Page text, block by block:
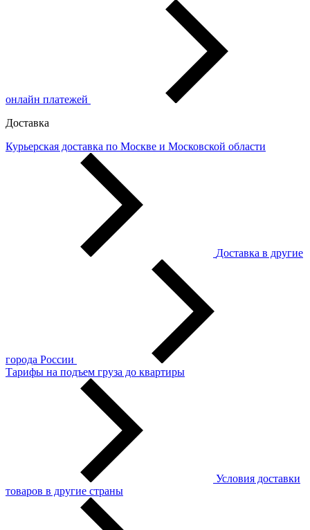
онлайн платежей
Доставка
Курьерская доставка по Москве и Московской области
Доставка в другие
города России
Тарифы на подъем груза до квартиры
Условия доставки
товаров в другие страны